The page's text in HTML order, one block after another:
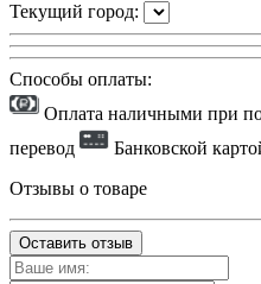
Текущий город:
Способы оплаты:
Оплата наличными при
перевод
Банковской
Отзывы о товаре
Оставить отзыв